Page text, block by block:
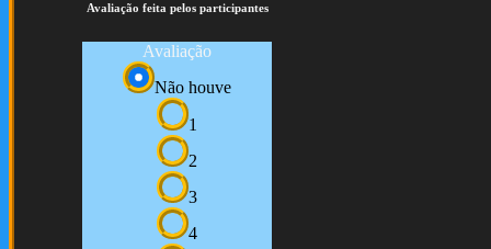
Avaliação feita pelos participantes
Avaliação
Não houve
1
2
3
4